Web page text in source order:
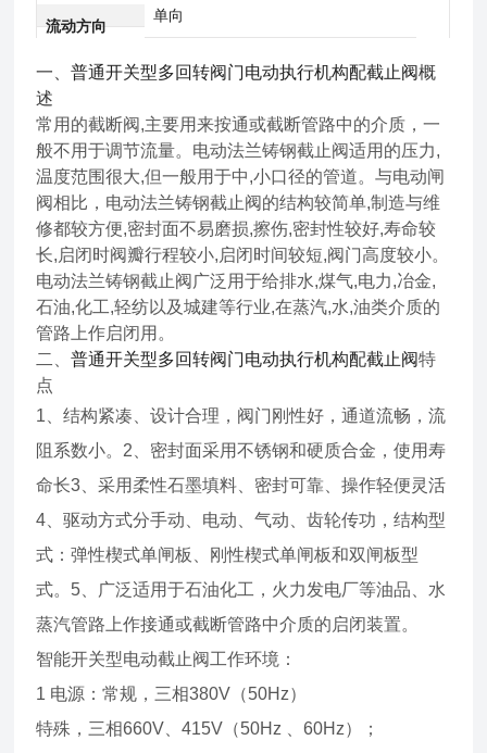
流动方向
单向
一、普通开关型多回转阀门电动执行机构配截止阀概
述
常用的截断阀,主要用来按通或截断管路中的介质，一
般不用于调节流量。电动法兰铸钢截止阀适用的压力,
温度范围很大,但一般用于中,小口径的管道。与电动闸
阀相比，电动法兰铸钢截止阀的结构较简单,制造与维
修都较方便,密封面不易磨损,擦伤,密封性较好,寿命较
长,启闭时阀瓣行程较小,启闭时间较短,阀门高度较小。
电动法兰铸钢截止阀广泛用于给排水,煤气,电力,冶金,
石油,化工,轻纺以及城建等行业,在蒸汽,水,油类介质的
管路上作启闭用。
二、普通开关型多回转阀门电动执行机构配截止阀特
点
1、结构紧凑、设计合理，阀门刚性好，通道流畅，流
阻系数小。2、密封面采用不锈钢和硬质合金，使用寿
命长3、采用柔性石墨填料、密封可靠、操作轻便灵活
4、驱动方式分手动、电动、气动、齿轮传功，结构型
式：弹性楔式单闸板、刚性楔式单闸板和双闸板型
式。5、广泛适用于石油化工，火力发电厂等油品、水
蒸汽管路上作接通或截断管路中介质的启闭装置。
智能开关型电动截止阀工作环境：
1 电源：常规，三相380V（50Hz）
特殊，三相660V、415V（50Hz 、60Hz）；